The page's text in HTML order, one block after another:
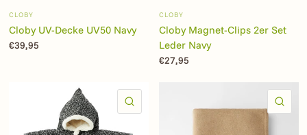
CLOBY
Cloby UV-Decke UV50 Navy
€39,95
CLOBY
Cloby Magnet-Clips 2er Set
Leder Navy
€27,95